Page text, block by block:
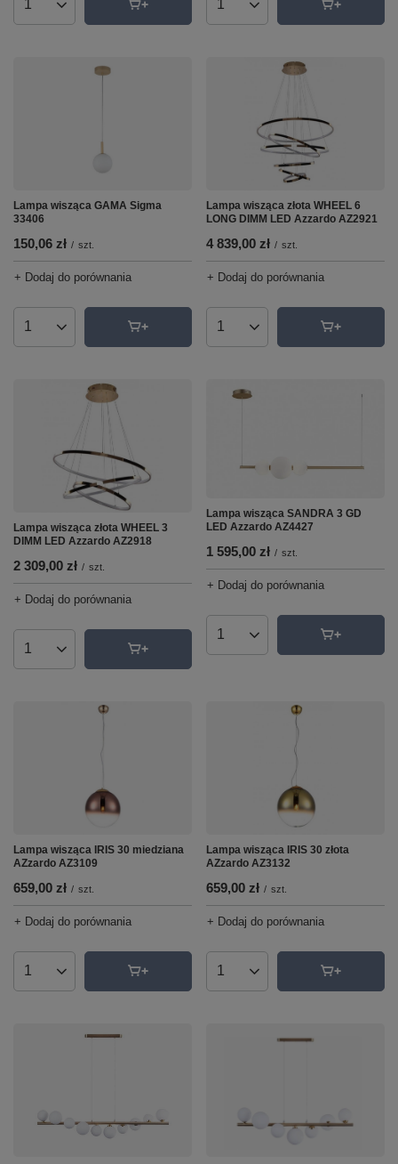
Ilość produktów Ilość produktów
Lampa wisząca GAMA Sigma
33406
150,06 zł / szt.
+ Dodaj do porównania
Ilość produktów
Lampa wisząca złota WHEEL 6
LONG DIMM LED Azzardo AZ2921
4 839,00 zł / szt.
+ Dodaj do porównania
Ilość produktów
Lampa wisząca złota WHEEL 3
DIMM LED Azzardo AZ2918
2 309,00 zł / szt.
+ Dodaj do porównania
Ilość produktów
Lampa wisząca SANDRA 3 GD
LED Azzardo AZ4427
1 595,00 zł / szt.
+ Dodaj do porównania
Ilość produktów
Lampa wisząca IRIS 30 miedziana
AZzardo AZ3109
659,00 zł / szt.
+ Dodaj do porównania
Ilość produktów
Lampa wisząca IRIS 30 złota
AZzardo AZ3132
659,00 zł / szt.
+ Dodaj do porównania
Ilość produktów